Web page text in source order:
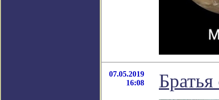
07.05.2019
16:08
Братья